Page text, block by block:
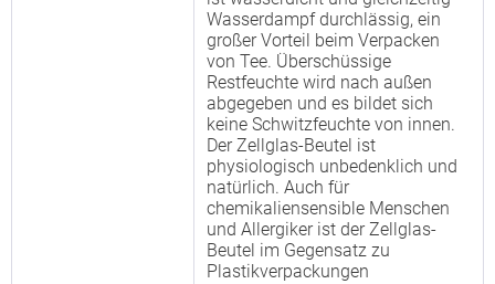
Wasserdampf durchlässig, ein
großer Vorteil beim Verpacken
von Tee. Überschüssige
Restfeuchte wird nach außen
abgegeben und es bildet sich
keine Schwitzfeuchte von innen.
Der Zellglas-Beutel ist
physiologisch unbedenklich und
natürlich. Auch für
chemikaliensensible Menschen
und Allergiker ist der Zellglas-
Beutel im Gegensatz zu
Plastikverpackungen